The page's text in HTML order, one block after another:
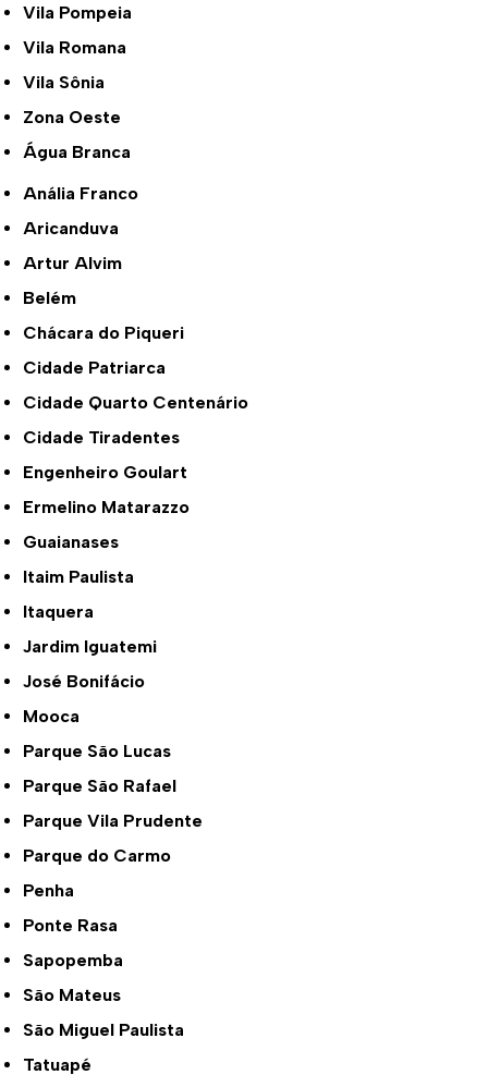
Vila Pompeia
Vila Romana
Vila Sônia
Zona Oeste
Água Branca
Anália Franco
Aricanduva
Artur Alvim
Belém
Chácara do Piqueri
Cidade Patriarca
Cidade Quarto Centenário
Cidade Tiradentes
Engenheiro Goulart
Ermelino Matarazzo
Guaianases
Itaim Paulista
Itaquera
Jardim Iguatemi
José Bonifácio
Mooca
Parque São Lucas
Parque São Rafael
Parque Vila Prudente
Parque do Carmo
Penha
Ponte Rasa
Sapopemba
São Mateus
São Miguel Paulista
Tatuapé